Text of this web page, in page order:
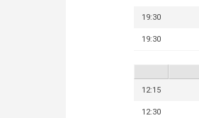
19:30
19:30
12:15
12:30